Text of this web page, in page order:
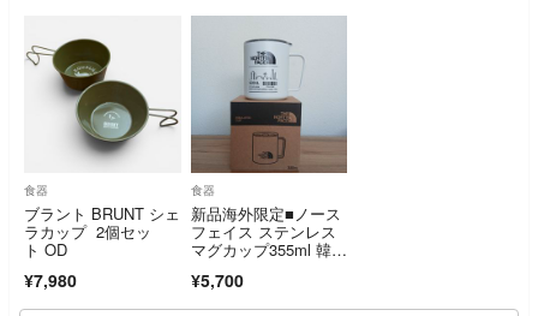
食器
ブラント BRUNT シェ
ラカップ 2個セッ
ト OD
¥7,980
食器
新品海外限定■ノース
フェイス ステンレス
マグカップ355ml 韓国
¥5,700